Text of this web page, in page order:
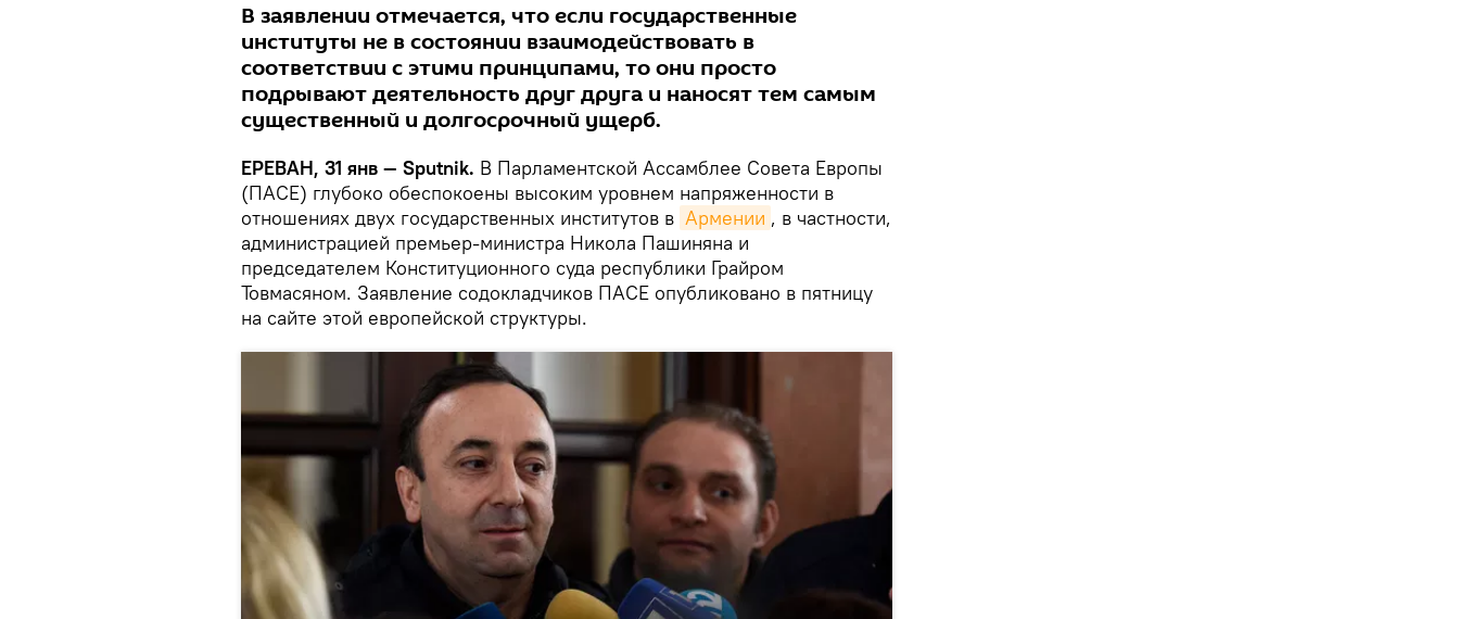
В заявлении отмечается, что если государственные
институты не в состоянии взаимодействовать в
соответствии с этими принципами, то они просто
подрывают деятельность друг друга и наносят тем самым
существенный и долгосрочный ущерб.
ЕРЕВАН, 31 янв — Sputnik. В Парламентской Ассамблее Совета Европы
(ПАСЕ) глубоко обеспокоены высоким уровнем напряженности в
отношениях двух государственных институтов в Армении , в частности,
администрацией премьер-министра Никола Пашиняна и
председателем Конституционного суда республики Грайром
Товмасяном. Заявление содокладчиков ПАСЕ опубликовано в пятницу
на сайте этой европейской структуры.